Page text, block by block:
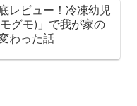
レビュー！冷凍幼児
グモ)」で我が家の
わった話